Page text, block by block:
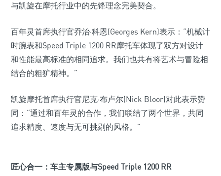
与凯旋在摩托行业中的先锋理念完美契合。
百年灵首席执行官乔治·科恩(Georges Kern)表示：“机械计
时腕表和Speed Triple 1200 RR摩托车体现了双方对设计
和性能最高标准的相同追求。我们也共有将艺术与冒险相
结合的粗犷精神。”
凯旋摩托首席执行官尼克·布卢尔(Nick Bloor)对此表示赞
同：“通过和百年灵的合作，我们联结了两个世界，共同
追求精度、速度与无可挑剔的风格。”
匠心合一：车主专属版与Speed Triple 1200 RR